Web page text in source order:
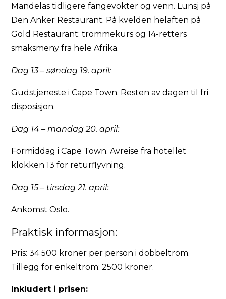
Mandelas tidligere fangevokter og venn. Lunsj på
Den Anker Restaurant. På kvelden helaften på
Gold Restaurant: trommekurs og 14-retters
smaksmeny fra hele Afrika.
Dag 13 – søndag 19. april:
Gudstjeneste i Cape Town. Resten av dagen til fri
disposisjon.
Dag 14 – mandag 20. april:
Formiddag i Cape Town. Avreise fra hotellet
klokken 13 for returflyvning.
Dag 15 – tirsdag 21. april:
Ankomst Oslo.
Praktisk informasjon:
Pris: 34 500 kroner per person i dobbeltrom.
Tillegg for enkeltrom: 2500 kroner.
Inkludert i prisen: